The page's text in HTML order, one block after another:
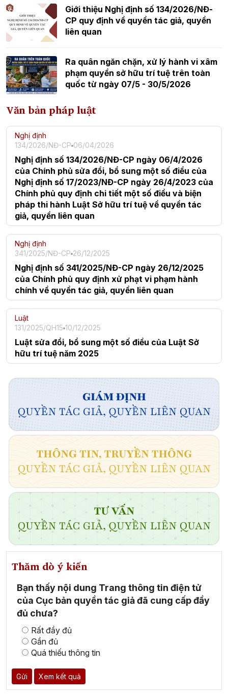
Giới thiệu Nghị định số 134/2026/NĐ-
CP quy định về quyền tác giả, quyền
liên quan
Ra quân ngăn chặn, xử lý hành vi xâm
phạm quyền sở hữu trí tuệ trên toàn
quốc từ ngày 07/5 - 30/5/2026
Văn bản pháp luật
Nghị định
134/2026/NĐ-CP 06/04/2026
Nghị định số 134/2026/NĐ-CP ngày 06/4/2026
của Chính phủ sửa đổi, bổ sung một số điều của
Nghị định số 17/2023/NĐ-CP ngày 26/4/2023 của
Chính phủ quy định chi tiết một số điều và biện
pháp thi hành Luật Sở hữu trí tuệ về quyền tác
giả, quyền liên quan
Nghị định
341/2025/NĐ-CP 26/12/2025
Nghị định số 341/2025/NĐ-CP ngày 26/12/2025
của Chính phủ quy định xử phạt vi phạm hành
chính về quyền tác giả, quyền liên quan
Luật
131/2025/QH15 10/12/2025
Luật sửa đổi, bổ sung một số điều của Luật Sở
hữu trí tuệ năm 2025
Thăm dò ý kiến
Bạn thấy nội dung Trang thông tin điện tử
của Cục bản quyền tác giả đã cung cấp đầy
đủ chưa?
Rất đầy đủ
Gần đủ
Quá thiếu thông tin
Gửi Xem kết quả